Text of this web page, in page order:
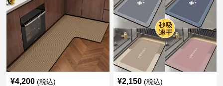
¥4,200 (税込) ¥2,150 (税込)